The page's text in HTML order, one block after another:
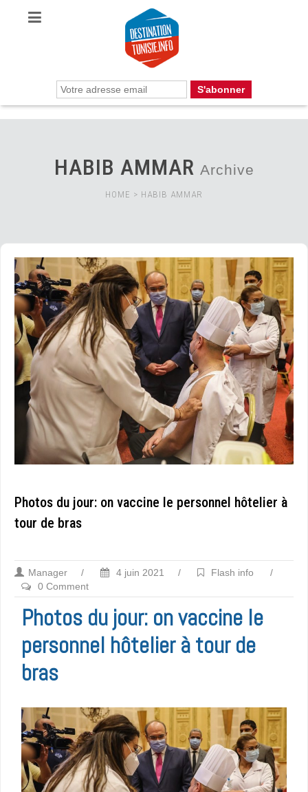
HABIB AMMAR Archive
HOME > HABIB AMMAR
Photos du jour: on vaccine le personnel hôtelier à
tour de bras
Manager / 4 juin 2021 / Flash info
/
0 Comment
Photos du jour: on vaccine le
personnel hôtelier à tour de
bras